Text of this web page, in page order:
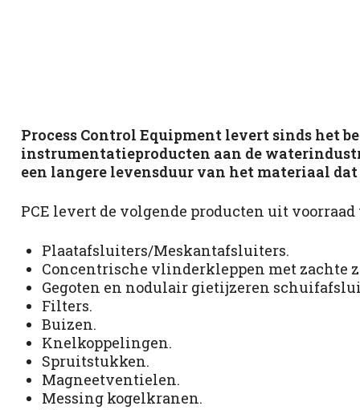
Process Control Equipment levert sinds het
instrumentatieproducten aan de
een langere levensduur van het materiaal dat
PCE levert de volgende producten uit
Plaatafsluiters/Meskantafsluiters.
Concentrische vlinderkleppen met zachte
Gegoten en nodulair gietijzeren
Filters.
Buizen.
Knelkoppelingen.
Spruitstukken.
Magneetventielen.
Messing kogelkranen.